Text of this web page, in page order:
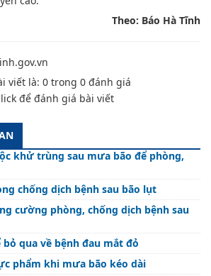
Theo: Báo Hà Tĩnh
viết là: 0 trong 0 đánh giá
để đánh giá bài viết
khử trùng sau mưa bão để phòng,
chống dịch bệnh sau bão lụt
cường phòng, chống dịch bệnh sau
qua về bệnh đau mắt đỏ
phẩm khi mưa bão kéo dài